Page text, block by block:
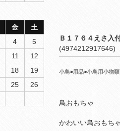
Ｂ１７６４えさ入
(4974212917646)
小鳥>用品>小鳥用小物類
鳥おもちゃ
かわいい鳥おもち
金
土
4
5
11
12
18
19
25
26